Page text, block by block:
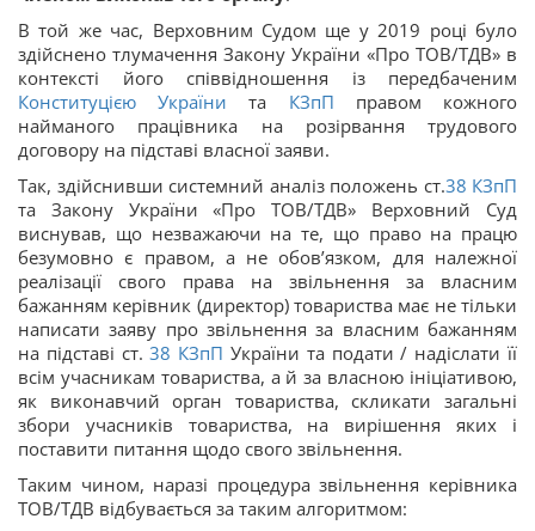
В той же час, Верховним Судом ще у 2019 році було
здійснено тлумачення Закону України «Про ТОВ/ТДВ» в
контексті його співвідношення із передбаченим
Конституцією України та КЗпП правом кожного
найманого працівника на розірвання трудового
договору на підставі власної заяви.
Так, здійснивши системний аналіз положень ст.38 КЗпП
та Закону України «Про ТОВ/ТДВ» Верховний Суд
виснував, що незважаючи на те, що право на працю
безумовно є правом, а не обов’язком, для належної
реалізації свого права на звільнення за власним
бажанням керівник (директор) товариства має не тільки
написати заяву про звільнення за власним бажанням
на підставі ст. 38 КЗпП України та подати / надіслати її
всім учасникам товариства, а й за власною ініціативою,
як виконавчий орган товариства, скликати загальні
збори учасників товариства, на вирішення яких і
поставити питання щодо свого звільнення.
Таким чином, наразі процедура звільнення керівника
ТОВ/ТДВ відбувається за таким алгоритмом: